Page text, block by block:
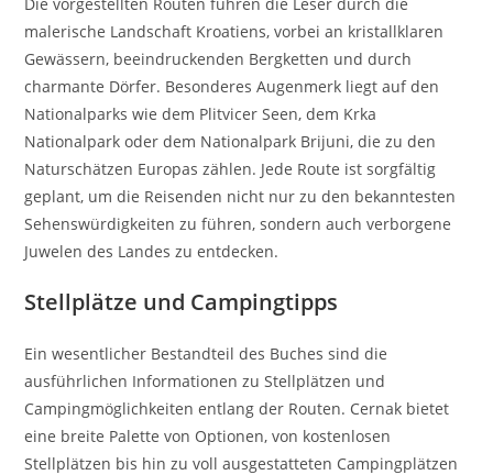
malerische Landschaft Kroatiens, vorbei an kristallklaren
Gewässern, beeindruckenden Bergketten und durch
charmante Dörfer. Besonderes Augenmerk liegt auf den
Nationalparks wie dem Plitvicer Seen, dem Krka
Nationalpark oder dem Nationalpark Brijuni, die zu den
Naturschätzen Europas zählen. Jede Route ist sorgfältig
geplant, um die Reisenden nicht nur zu den bekanntesten
Sehenswürdigkeiten zu führen, sondern auch verborgene
Juwelen des Landes zu entdecken.
Stellplätze und Campingtipps
Ein wesentlicher Bestandteil des Buches sind die
ausführlichen Informationen zu Stellplätzen und
Campingmöglichkeiten entlang der Routen. Cernak bietet
eine breite Palette von Optionen, von kostenlosen
Stellplätzen bis hin zu voll ausgestatteten Campingplätzen